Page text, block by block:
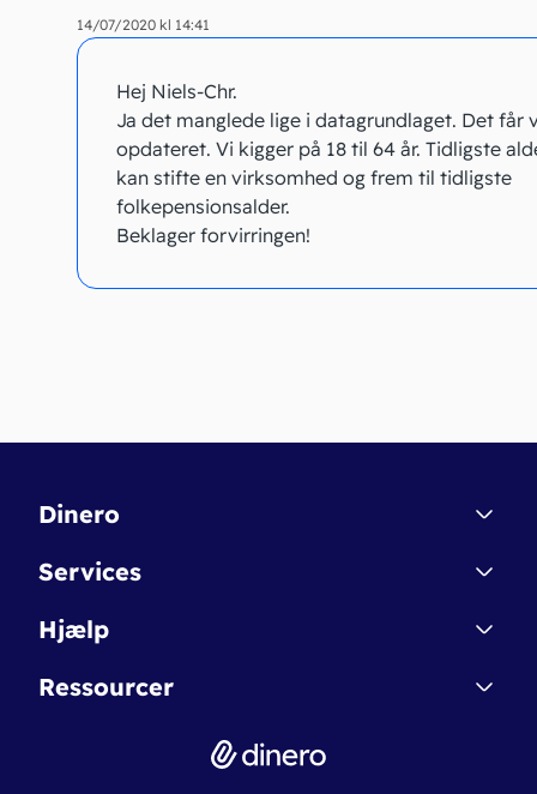
14/07/2020 kl 14:41
Hej Niels-Chr.
Ja det manglede lige i datagrundlaget. Det får
opdateret. Vi kigger på 18 til 64 år. Tidligste
kan stifte en virksomhed og frem til tidligste
folkepensionsalder.
Beklager forvirringen!
Dinero
Kontakt
Betingelser & Sikkerhed
Nye funktioner
Services
Dinero Starter
Dinero Pro
Hjælp
Regnskabsordbogen
Ressourcer